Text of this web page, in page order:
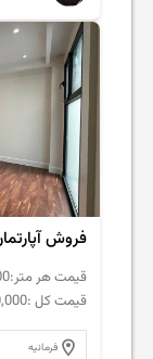
فروش آپارتمان 230متر فرمانیه فول
قیمت هر متر:
قیمت کل :
فرمانیه